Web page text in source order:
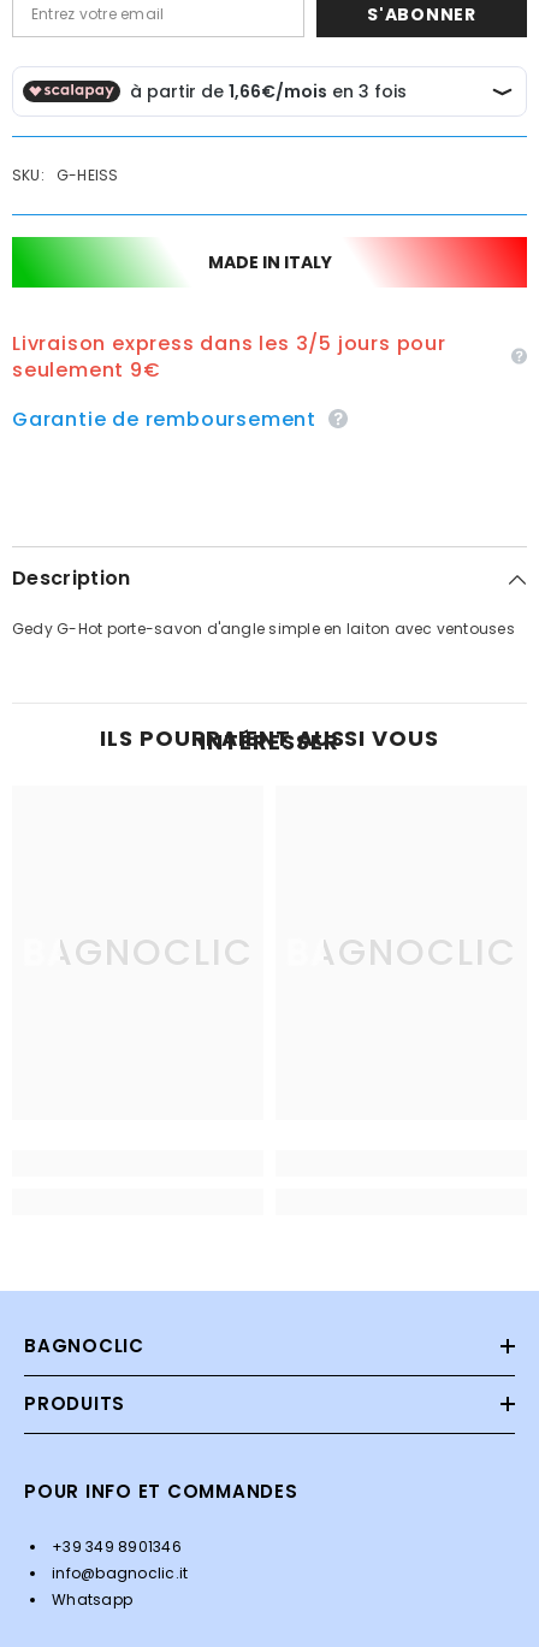
S'ABONNER
SKU: G-HEISS
MADE IN ITALY
Livraison express dans les 3/5 jours pour
seulement 9€
Garantie de remboursement
Description
Gedy G-Hot porte-savon d'angle simple en laiton avec ventouses
ILS POURRAIENT AUSSI VOUS
INTÉRESSER
BAGNOCLIC BAGNOCLIC
BAGNOCLIC
PRODUITS
POUR INFO ET COMMANDES
+39 349 8901346
info@bagnoclic.it
Whatsapp